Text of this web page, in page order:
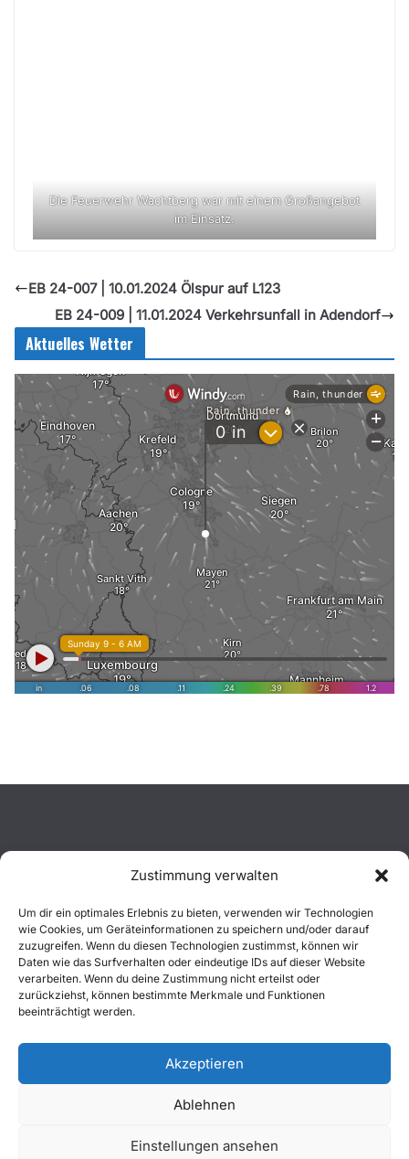
Zustimmung verwalten
Um dir ein optimales Erlebnis zu bieten, verwenden wir Technologien
wie Cookies, um Geräteinformationen zu speichern und/oder darauf
zuzugreifen. Wenn du diesen Technologien zustimmst, können wir
Daten wie das Surfverhalten oder eindeutige IDs auf dieser Website
verarbeiten. Wenn du deine Zustimmung nicht erteilst oder
zurückziehst, können bestimmte Merkmale und Funktionen
beeinträchtigt werden.
Akzeptieren
Ablehnen
Einstellungen ansehen
Die Feuerwehr Wachtberg war mit einem Großangebot
im Einsatz.
EB 24-007 | 10.01.2024 Ölspur auf L123
EB 24-009 | 11.01.2024 Verkehrsunfall in Adendorf
Aktuelles Wetter
Aktuelles
Einsätze
Unsere Jugend
Mitglied werden
Rechte vorbehalten.